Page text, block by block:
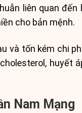
liên quan đến
cho bản mệnh.
và tốn kém chi
huyết
Nam Mạng